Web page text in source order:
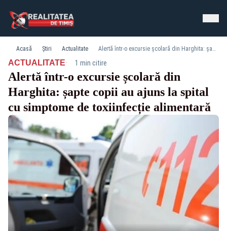
Acasă Știri Actualitate Alertă într-o excursie școlară din Harghita: șapte copii au ajuns la spital cu simptome de toxiinfecție alimentară
ACTUALITATE· 1 min citire
Alertă într-o excursie școlară din
Harghita: șapte copii au ajuns la spital
cu simptome de toxiinfecție alimentară